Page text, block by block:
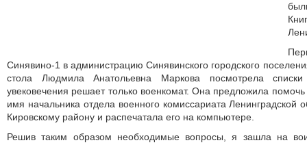
Синявино-1 в администрацию Синявинского городского
стола Людмила Анатольевна Маркова посмотрела
увековечения решает только военкомат. Она предложила
имя начальника отдела военного комиссариата Ленинградской
Кировскому району и распечатала его на компьютере.
Решив таким образом необходимые вопросы, я зашла на